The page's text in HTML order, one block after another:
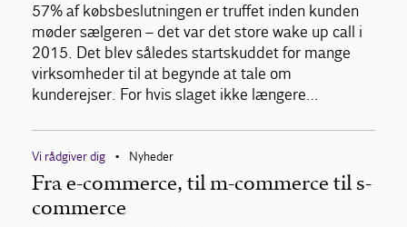
57% af købsbeslutningen er truffet inden kunden
møder sælgeren – det var det store wake up call i
2015. Det blev således startskuddet for mange
virksomheder til at begynde at tale om
kunderejser. For hvis slaget ikke længere…
Vi rådgiver dig • Nyheder
Fra e-commerce, til m-commerce til s-
commerce